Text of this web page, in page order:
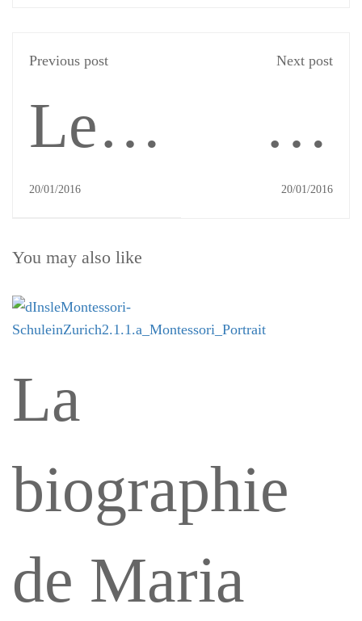
Previous post
Les
périodes
sensibles,
partie
2
20/01/2016
Next post
Le
20/01/2016
You may also like
La
biographie
de Maria